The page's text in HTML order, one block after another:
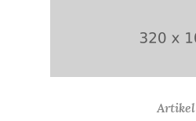
Artikel